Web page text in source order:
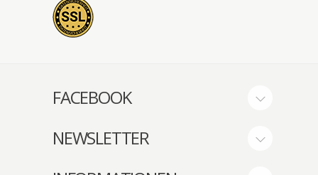
FACEBOOK
NEWSLETTER